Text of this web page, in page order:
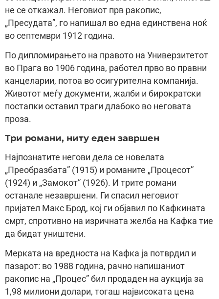
не се откажал. Неговиот прв ракопис,
„Пресудата”, го напишал во една единствена ноќ
во септември 1912 година.
По дипломирањето на правото на Универзитетот
во Прага во 1906 година, работел прво во правни
канцеларии, потоа во осигурителна компанија.
Животот меѓу документи, жалби и бирократски
постапки оставил траги длабоко во неговата
проза.
Три романи, ниту еден завршен
Најпознатите негови дела се новелата
„Преобразбата” (1915) и романите „Процесот”
(1924) и „Замокот” (1926). И трите романи
останале незавршени. Ги спасил неговиот
пријател Макс Брод, кој ги објавил по Кафкината
смрт, спротивно на изричната желба на Кафка тие
да бидат уништени.
Мерката на вредноста на Кафка ја потврдил и
пазарот: во 1988 година, рачно напишаниот
ракопис на „Процес” бил продаден на аукција за
1,98 милиони долари, тогаш највисоката цена